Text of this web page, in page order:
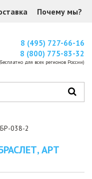
Почему мы?
8 (495) 727-66-16
8 (800) 775-83-32
для всех регионов России)
038-2
АРТ